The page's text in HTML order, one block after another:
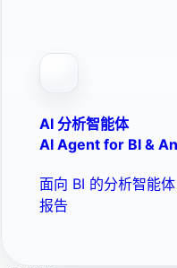
AI 分析智能体
AI Agent for BI &
面向 BI 的分析智能
报告